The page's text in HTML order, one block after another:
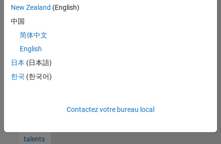
vous
trouvez
pas
d'offre
corresponde
à vos
talents
New Zealand (English)
中国
简体中文
English
日本 (日本語)
한국 (한국어)
Contactez votre bureau local